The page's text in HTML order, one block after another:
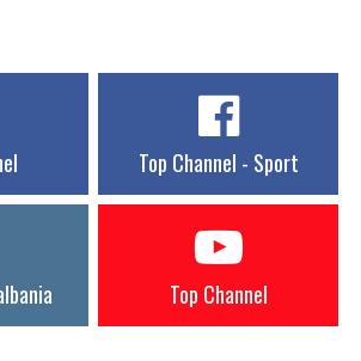
Top Channel - Sport
Top Channel